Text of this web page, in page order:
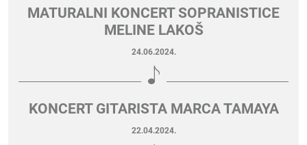
MATURALNI KONCERT SOPRANISTICE
MELINE LAKOŠ
24.06.2024.
KONCERT GITARISTA MARCA TAMAYA
22.04.2024.